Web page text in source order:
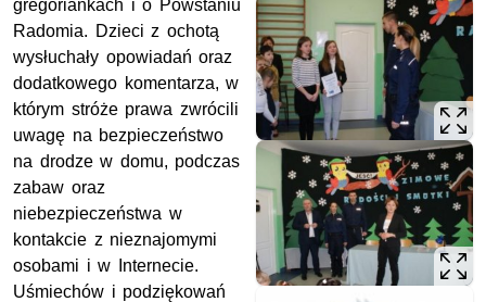
gregoriankach i o Powstaniu
Radomia. Dzieci z ochotą
wysłuchały opowiadań oraz
dodatkowego komentarza, w
którym stróże prawa zwrócili
uwagę na bezpieczeństwo
na drodze w domu, podczas
zabaw oraz
niebezpieczeństwa w
kontakcie z nieznajomymi
osobami i w Internecie.
Uśmiechów i podziękowań